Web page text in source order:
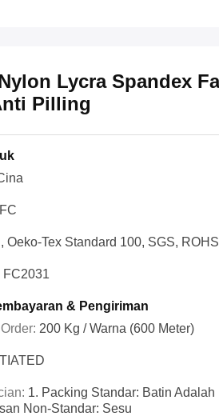
Lycra Spandex
Pilling
FC
Oeko-Tex Standard 100, SGS, ROHS
FC2031
& Pengiriman
200 Kg / Warna (600 Meter)
1. Packing Standar: Batin
Non-Standar: Sesu